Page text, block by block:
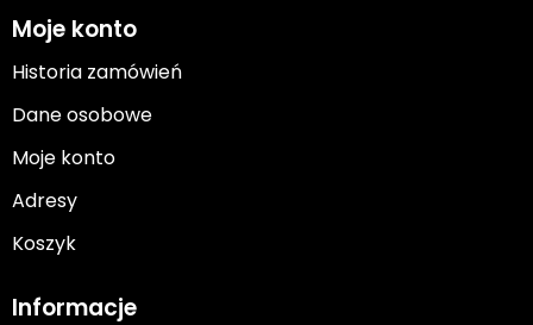
Moje konto
Historia zamówień
Dane osobowe
Moje konto
Adresy
Koszyk
Informacje